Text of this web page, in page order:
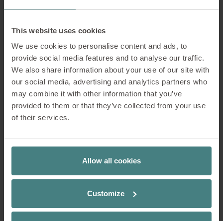
This website uses cookies
We use cookies to personalise content and ads, to
provide social media features and to analyse our traffic.
We also share information about your use of our site with
our social media, advertising and analytics partners who
may combine it with other information that you’ve
provided to them or that they’ve collected from your use
of their services.
Allow all cookies
Customize
Impressionen
1 / 12